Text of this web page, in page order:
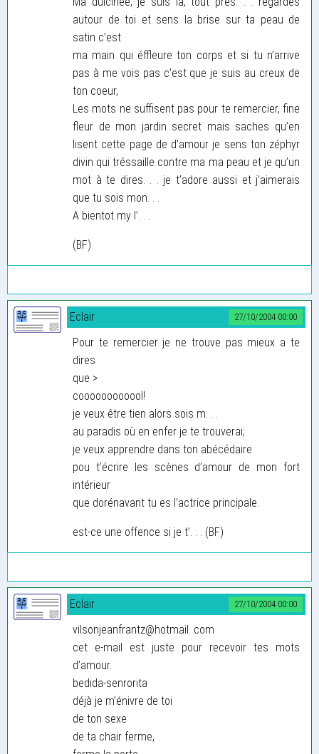
autour de toi et sens la brise sur ta peau de
satin c’est
ma main qui éffleure ton corps et si tu n’arrive
pas à me vois pas c’est que je suis au creux de
ton coeur,
Les mots ne suffisent pas pour te remercier, fine
fleur de mon jardin secret mais saches qu’en
lisent cette page de d’amour je sens ton zéphyr
divin qui tréssaille contre ma ma peau et je qu’un
mot à te dires. . . je t’adore aussi et j’aimerais
que tu sois mon. . .
A bientot my l’. . .
(BF)
27/10/2004 00:00
Eclair
Pour te remercier je ne trouve pas mieux a te
dires
que >
coooooooooool!
je veux être tien alors sois m. . .
au paradis où en enfer je te trouverai;
je veux apprendre dans ton abécédaire
pou t’écrire les scènes d’amour de mon fort
intérieur
que dorénavant tu es l’actrice principale.
est-ce une offence si je t’. . . (BF)
27/10/2004 00:00
Eclair
vilsonjeanfrantz@hotmail. com
cet e-mail est juste pour recevoir tes mots
d’amour.
bedida-senrorita
déjà je m’énivre de toi
de ton sexe
de ta chair ferme,